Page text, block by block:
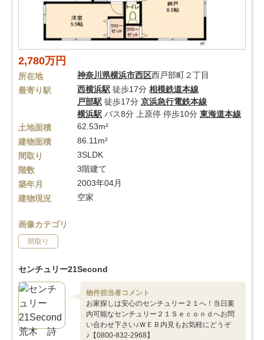
2,780万円
所在地 神奈川県横浜市西区西戸部町２丁目
最寄り駅
西横浜駅 徒歩17分 相模鉄道本線
戸部駅 徒歩17分 京浜急行電鉄本線
横浜駅 バス8分 上原停 停歩10分 東海道本線
土地面積
62.53m²
建物面積
86.11m²
間取り
3SLDK
階数
3階建て
築年月
2003年04月
建物現況
空家
画像カテゴリ
間取り
センチュリー21Second
物件担当者コメント
お家探しは安心のセンチュリー２１へ！当日案
内可能なセンチュリー２１Ｓｅｃｏｎｄへお問
い合わせ下さい♪ＷＥＢ内見もお気軽にどうぞ
♪【0800-832-2968】